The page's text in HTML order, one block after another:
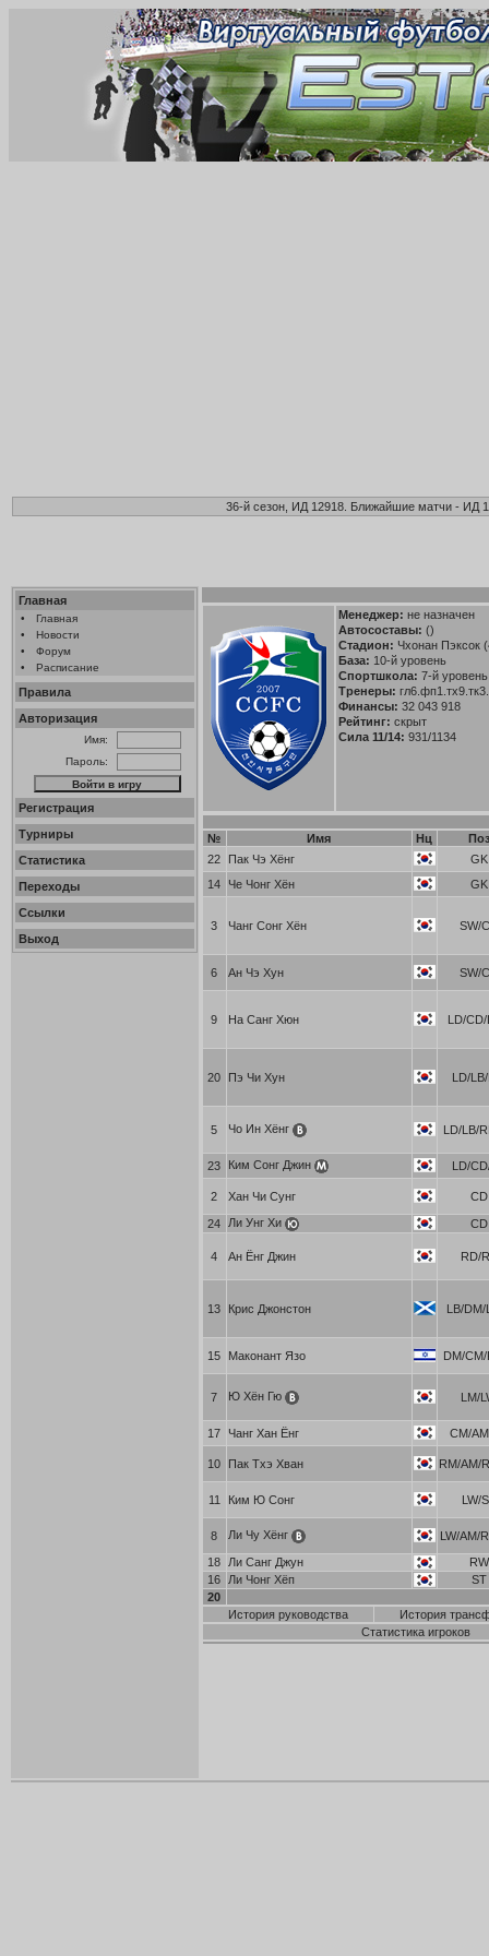
36-й сезон, ИД 12918. Ближайшие матчи - ИД
Главная
•
Главная
•
Новости
•
Форум
•
Расписание
Правила
Авторизация
Имя:
Пароль:
Регистрация
Турниры
Статистика
Переходы
Ссылки
Выход
Менеджер: не назначен
Автосоставы: ()
Стадион: Чхонан Пэксок
База: 10-й уровень
Спортшкола: 7-й
Тренеры:
Финансы: 32 043 918
Рейтинг: скрыт
Сила 11/14: 931/1134
№ Имя Нц
Поз
22
Пак Чэ Хёнг
GK
14
Че Чонг Хён GK
3 Чанг Сонг Хён SW/
6 Ан Чэ Хун SW/
9 На Санг Хюн LD/CD/
20 Пэ Чи Хун LD/
5 Чо Ин Хёнг LD/LB/
23 Ким Сонг Джин LD/
2 Хан Чи Сунг CD
24 Ли Унг Хи CD
4 Ан Ёнг Джин RD/
13 Крис Джонстон LB/DM/
15 Маконант Язо DM/
7 Ю Хён Гю LM/
17 Чанг Хан Ёнг CM/
10 Пак Тхэ Хван RM/AM/
11 Ким Ю Сонг LW/
8 Ли Чу Хёнг
LW/AM/
18
Ли Санг Джун
RW
16
Ли Чонг Хёп
ST
20
История руководства
История
Статистика игроков